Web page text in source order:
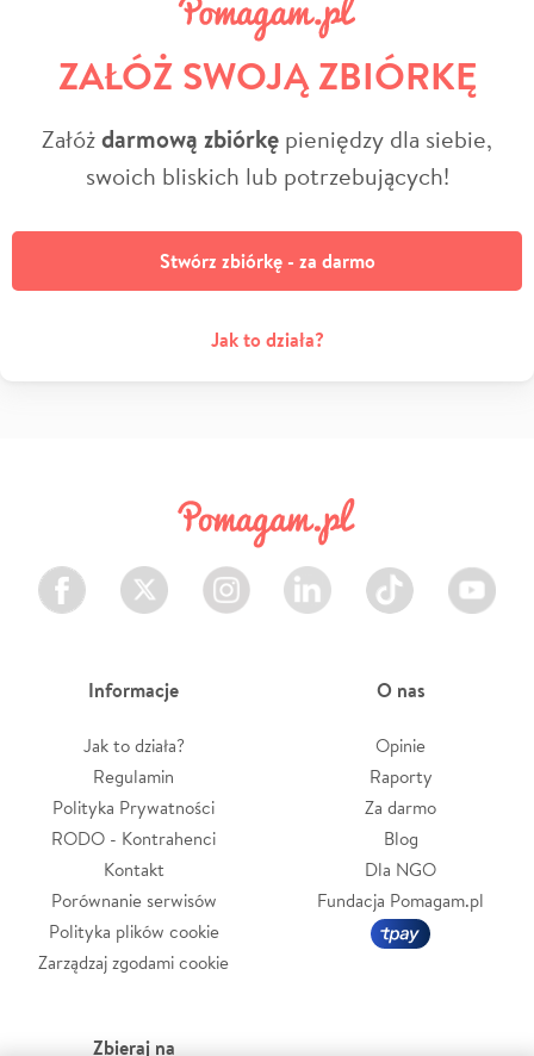
ZAŁÓŻ SWOJĄ ZBIÓRKĘ
Załóżdarmową zbiórkę pieniędzy dla siebie,
swoich bliskich lub potrzebujących!
Stwórz zbiórkę - za darmo
Jak to działa?
Facebook Twitter Instagram LinkedIn TikTok Youtube
Informacje
Jak to działa?
Regulamin
Polityka Prywatności
RODO - Kontrahenci
Kontakt
Porównanie serwisów
Polityka plików cookie
Zarządzaj zgodami cookie
O nas
Opinie
Raporty
Za darmo
Blog
Dla NGO
Fundacja Pomagam.pl
Zbieraj na